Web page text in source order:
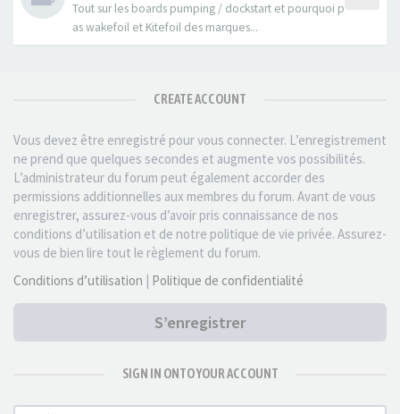
Tout sur les boards pumping / dockstart et pourquoi p
as wakefoil et Kitefoil des marques...
CREATE ACCOUNT
Vous devez être enregistré pour vous connecter. L’enregistrement
ne prend que quelques secondes et augmente vos possibilités.
L’administrateur du forum peut également accorder des
permissions additionnelles aux membres du forum. Avant de vous
enregistrer, assurez-vous d’avoir pris connaissance de nos
conditions d’utilisation et de notre politique de vie privée. Assurez-
vous de bien lire tout le règlement du forum.
Conditions d’utilisation | Politique de confidentialité
S’enregistrer
SIGN IN ONTO YOUR ACCOUNT